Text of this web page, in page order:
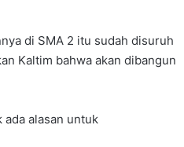
di SMA 2 itu sudah disuruh
Kaltim bahwa akan dibangun
ada alasan untuk